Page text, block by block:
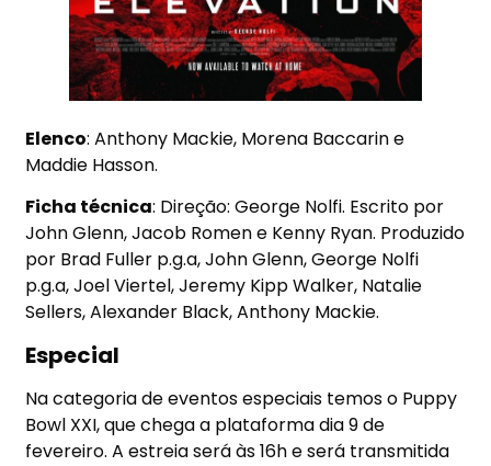
Elenco: Anthony Mackie, Morena Baccarin e
Maddie Hasson.
Ficha técnica: Direção: George Nolfi. Escrito por
John Glenn, Jacob Romen e Kenny Ryan. Produzido
por Brad Fuller p.g.a, John Glenn, George Nolfi
p.g.a, Joel Viertel, Jeremy Kipp Walker, Natalie
Sellers, Alexander Black, Anthony Mackie.
Especial
Na categoria de eventos especiais temos o Puppy
Bowl XXI, que chega a plataforma dia 9 de
fevereiro. A estreia será às 16h e será transmitida